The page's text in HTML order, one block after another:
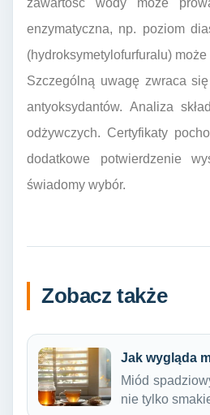
enzymatyczna, np. poziom
(hydroksymetylofurfuralu)
Szczególną uwagę zwraca
antyoksydantów. Analiza
odżywczych. Certyfikaty
dodatkowe potwierdzenie
świadomy wybór.
Zobacz także
Jak wygląda
Miód
nie tylko